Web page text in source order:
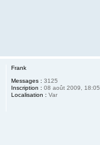
Frank
Messages : 3125
Inscription : 08 août 2009, 18:05
Localisation : Var